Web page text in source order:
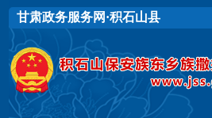
甘肃政务服务网·积石山县